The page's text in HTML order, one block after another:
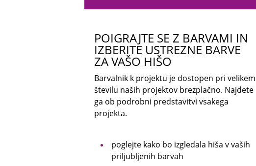
POIGRAJTE SE Z BARVAMI IN
IZBERITE USTREZNE BARVE
ZA VAŠO HIŠO
Barvalnik k projektu je dostopen pri velikem
številu naših projektov brezplačno. Najdete
ga ob podrobni predstavitvi vsakega
projekta.
poglejte kako bo izgledala hiša v vaših
priljubljenih barvah